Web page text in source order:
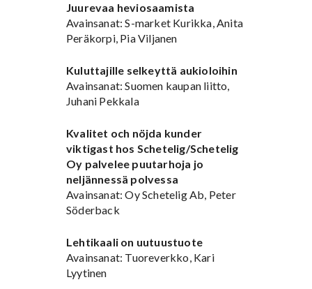
Juurevaa heviosaamista
Avainsanat: S-market Kurikka, Anita
Peräkorpi, Pia Viljanen
Kuluttajille selkeyttä aukioloihin
Avainsanat: Suomen kaupan liitto,
Juhani Pekkala
Kvalitet och nöjda kunder
viktigast hos Schetelig/Schetelig
Oy palvelee puutarhoja jo
neljännessä polvessa
Avainsanat: Oy Schetelig Ab, Peter
Söderback
Lehtikaali on uutuustuote
Avainsanat: Tuoreverkko, Kari
Lyytinen